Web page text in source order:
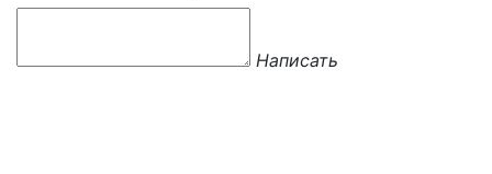
Написать